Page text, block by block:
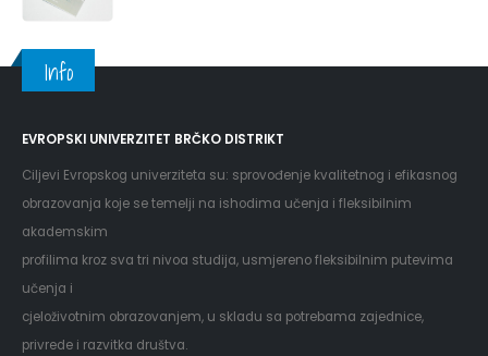
Info
EVROPSKI UNIVERZITET BRČKO DISTRIKT
Ciljevi Evropskog univerziteta su: sprovođenje kvalitetnog i efikasnog
obrazovanja koje se temelji na ishodima učenja i fleksibilnim
akademskim
profilima kroz sva tri nivoa studija, usmjereno fleksibilnim putevima
učenja i
cjeloživotnim obrazovanjem, u skladu sa potrebama zajednice,
privrede i razvitka društva.